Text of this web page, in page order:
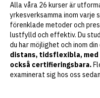
Alla våra 26 kurser är
yrkesverksamma inom varje
förenklade metoder och
lustfylld och effektiv. Du
du har möjlighet och inom
distans, tidsflexibla,
också certifieringsbara.
examinerat sig hos oss